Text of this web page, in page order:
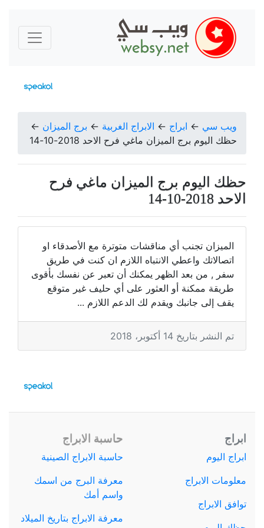
ويب سي ← ابراج ← الابراج الغربية ← برج الميزان ←
حظك اليوم برج الميزان ماغي فرح الاحد 2018-10-14
حظك اليوم برج الميزان ماغي فرح
الاحد 2018-10-14
الميزان تجنب أي مناقشات متوترة مع الأصدقاء او
اتصالاتك واعطي الانتباه اللازم ان كنت في طريق
سفر , من بعد الظهر يمكنك أن تعبر عن نفسك بأقوى
طريقة ممكنة أو العثور على أي حليف غير متوقع
يقف إلى جانبك ويقدم لك الدعم اللازم ...
تم النشر بتاريخ 14 أكتوبر، 2018
ابراج
ابراج اليوم
معلومات الابراج
توافق الابراج
حاسبة الابراج
حاسبة الابراج الصينية
معرفة البرج من اسمك
واسم أمك
معرفة الابراج بتاريخ الميلاد